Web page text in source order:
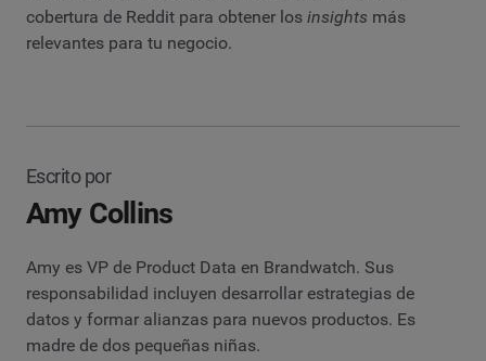
cobertura de Reddit para obtener los insights más
relevantes para tu negocio.
Escrito por
Amy Collins
Amy es VP de Product Data en Brandwatch. Sus
responsabilidad incluyen desarrollar estrategias de
datos y formar alianzas para nuevos productos. Es
madre de dos pequeñas niñas.